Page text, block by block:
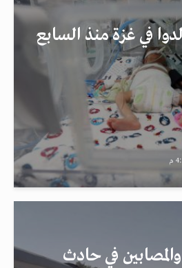
في غزة منذ السابع
في حادث